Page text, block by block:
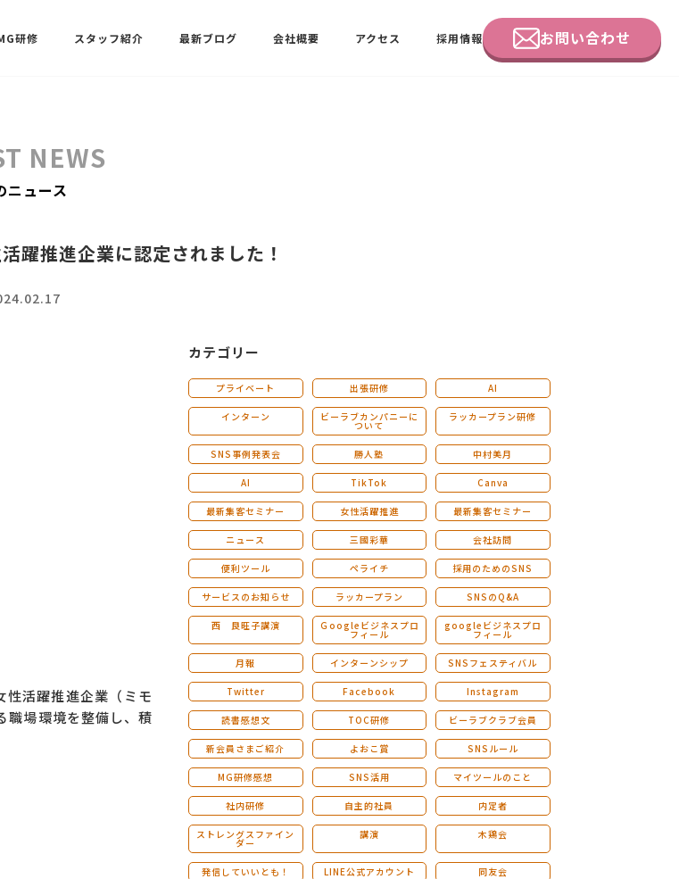
ストレングスファインダー研修
研修 スタッフ紹介 最新ブログ 会社概要 アクセス 採用情報 お問い合わせ
NEWS
ニュース
躍推進企業に認定されました！
活躍推進企業（ミモ
職場環境を整備し、積
カテゴリー
プライベート 出張研修 AI
インターン ビーラブカンパニーに
ついて
ラッカープラン研修
SNS事例発表会 勝人塾 中村美月
AI TikTok Canva
最新集客セミナー 女性活躍推進 最新集客セミナー
ニュース 三國彩華 会社訪問
便利ツール ペライチ 採用のためのSNS
サービスのお知らせ ラッカープラン SNSのQ&A
西 良旺子講演 Ｇoogleビジネスプロ
フィール
googleビジネスプロ
フィール
月報 インターンシップ SNSフェスティバル
Twitter Facebook Instagram
読書感想文 TOC研修 ビーラブクラブ会員
新会員さまご紹介 よおこ賞 SNSルール
MG研修感想 SNS活用 マイツールのこと
社内研修 自主的社員 内定者
ストレングスファイン
ダー
講演 木鶏会
発信していいとも！ LINE公式アカウント 同友会